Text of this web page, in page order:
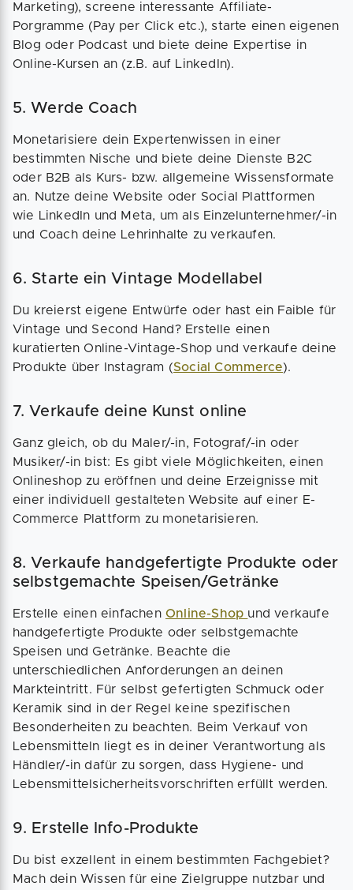
Marketing), screene interessante Affiliate-
Porgramme (Pay per Click etc.), starte einen eigenen
Blog oder Podcast und biete deine Expertise in
Online-Kursen an (z.B. auf LinkedIn).
5. Werde Coach
Monetarisiere dein Expertenwissen in einer
bestimmten Nische und biete deine Dienste B2C
oder B2B als Kurs- bzw. allgemeine Wissensformate
an. Nutze deine Website oder Social Plattformen
wie LinkedIn und Meta, um als Einzelunternehmer/-in
und Coach deine Lehrinhalte zu verkaufen.
6. Starte ein Vintage Modellabel
Du kreierst eigene Entwürfe oder hast ein Faible für
Vintage und Second Hand? Erstelle einen
kuratierten Online-Vintage-Shop und verkaufe deine
Produkte über Instagram (Social Commerce).
7. Verkaufe deine Kunst online
Ganz gleich, ob du Maler/-in, Fotograf/-in oder
Musiker/-in bist: Es gibt viele Möglichkeiten, einen
Onlineshop zu eröffnen und deine Erzeignisse mit
einer individuell gestalteten Website auf einer E-
Commerce Plattform zu monetarisieren.
8. Verkaufe handgefertigte Produkte oder
selbstgemachte Speisen/Getränke
Erstelle einen einfachen Online-Shop und verkaufe
handgefertigte Produkte oder selbstgemachte
Speisen und Getränke. Beachte die
unterschiedlichen Anforderungen an deinen
Markteintritt. Für selbst gefertigten Schmuck oder
Keramik sind in der Regel keine spezifischen
Besonderheiten zu beachten. Beim Verkauf von
Lebensmitteln liegt es in deiner Verantwortung als
Händler/-in dafür zu sorgen, dass Hygiene- und
Lebensmittelsicherheitsvorschriften erfüllt werden.
9. Erstelle Info-Produkte
Du bist exzellent in einem bestimmten Fachgebiet?
Mach dein Wissen für eine Zielgruppe nutzbar und